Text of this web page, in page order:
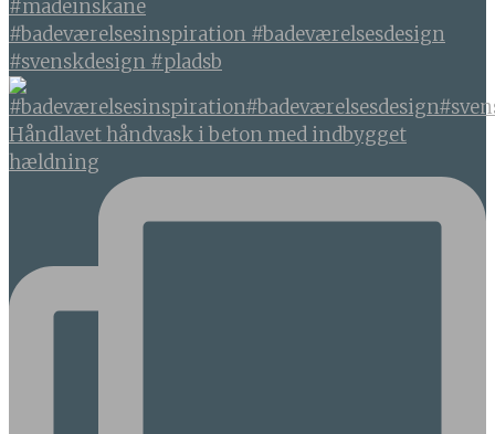
#badeværelsesinspiration #badeværelsesdesign
#svenskdesign #pladsb
Håndlavet håndvask i beton med indbygget
hældning